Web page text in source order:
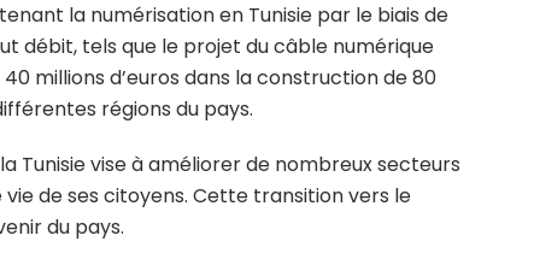
la numérisation en Tunisie par le biais de
débit, tels que le projet du câble numérique
millions d’euros dans la construction de 80
régions du pays.
Tunisie vise à améliorer de nombreux secteurs
de ses citoyens. Cette transition vers le
du pays.